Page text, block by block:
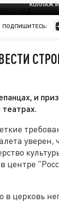
КОЛЛАЖ
ПОДПИШИТЕСЬ:
и
уверен,
центре
в церковь